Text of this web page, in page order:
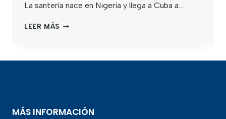
La santería nace en Nigeria y llega a Cuba a…
LEER MÁS
MÁS INFORMACIÓN